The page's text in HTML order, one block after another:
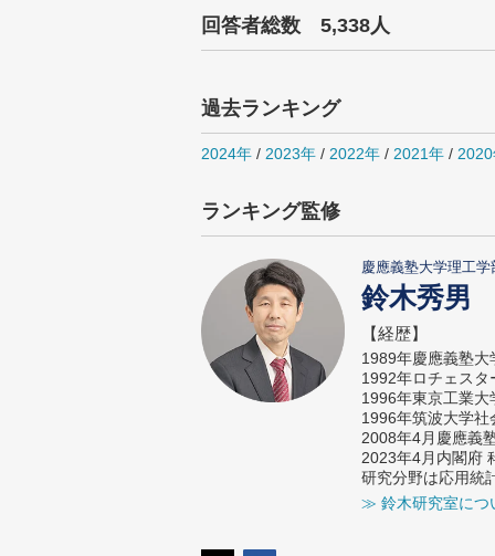
回答者総数 5,338人
過去ランキング
2024年 / 2023年 / 2022年 / 2021年 /
ランキング監修
慶應義塾大学理工
鈴木秀男
【経歴】
1989年慶應義塾
1992年ロチェス
1996年東京工業
1996年筑波大学
2008年4月慶應義
2023年4月内閣府
研究分野は応用統
≫ 鈴木研究室につ